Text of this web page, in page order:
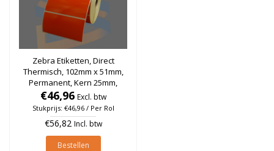
Zebra Etiketten, Direct
Thermisch, 102mm x 51mm,
Permanent, Kern 25mm,
Oranje, rol à 1.370 stuks
€46,96 Excl. btw
Stukprijs: €46,96 / Per Rol
€56,82 Incl. btw
Bestellen